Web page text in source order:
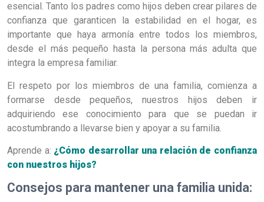
esencial. Tanto los padres como hijos deben crear pilares de
confianza que garanticen la estabilidad en el hogar, es
importante que haya armonía entre todos los miembros,
desde el más pequeño hasta la persona más adulta que
integra la empresa familiar.
El respeto por los miembros de una familia, comienza a
formarse desde pequeños, nuestros hijos deben ir
adquiriendo ese conocimiento para que se puedan ir
acostumbrando a llevarse bien y apoyar a su familia.
Aprende a: ¿Cómo desarrollar una relación de confianza
con nuestros hijos?
Consejos para mantener una familia unida: